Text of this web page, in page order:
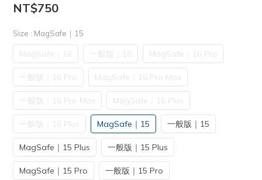
NT$750
Size : MagSafe｜15
MagSafe｜16 一般版｜16 MagSafe｜16 Pro
一般版｜16 Pro MagSafe｜16 Pro Max
一般版｜16 Pro Max MagSafe｜16 Plus
一般版｜16 Plus MagSafe｜15 一般版｜15
MagSafe｜15 Plus 一般版｜15 Plus
MagSafe｜15 Pro 一般版｜15 Pro